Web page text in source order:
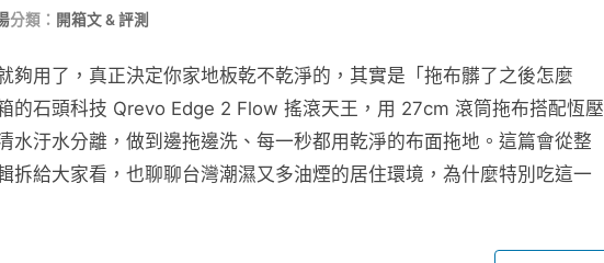
分類： 開箱文 & 評測
夠用了，真正決定你家地板乾不乾淨的，其實是「拖布髒了之後怎麼
的石頭科技 Qrevo Edge 2 Flow 搖滾天王，用 27cm 滾筒拖布搭配恆壓
水汙水分離，做到邊拖邊洗、每一秒都用乾淨的布面拖地。這篇會從整
拆給大家看，也聊聊台灣潮濕又多油煙的居住環境，為什麼特別吃這一